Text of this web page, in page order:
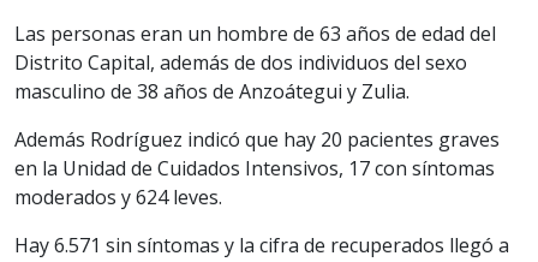
Las personas eran un hombre de 63 años de edad del
Distrito Capital, además de dos individuos del sexo
masculino de 38 años de Anzoátegui y Zulia.
Además Rodríguez indicó que hay 20 pacientes graves
en la Unidad de Cuidados Intensivos, 17 con síntomas
moderados y 624 leves.
Hay 6.571 sin síntomas y la cifra de recuperados llegó a